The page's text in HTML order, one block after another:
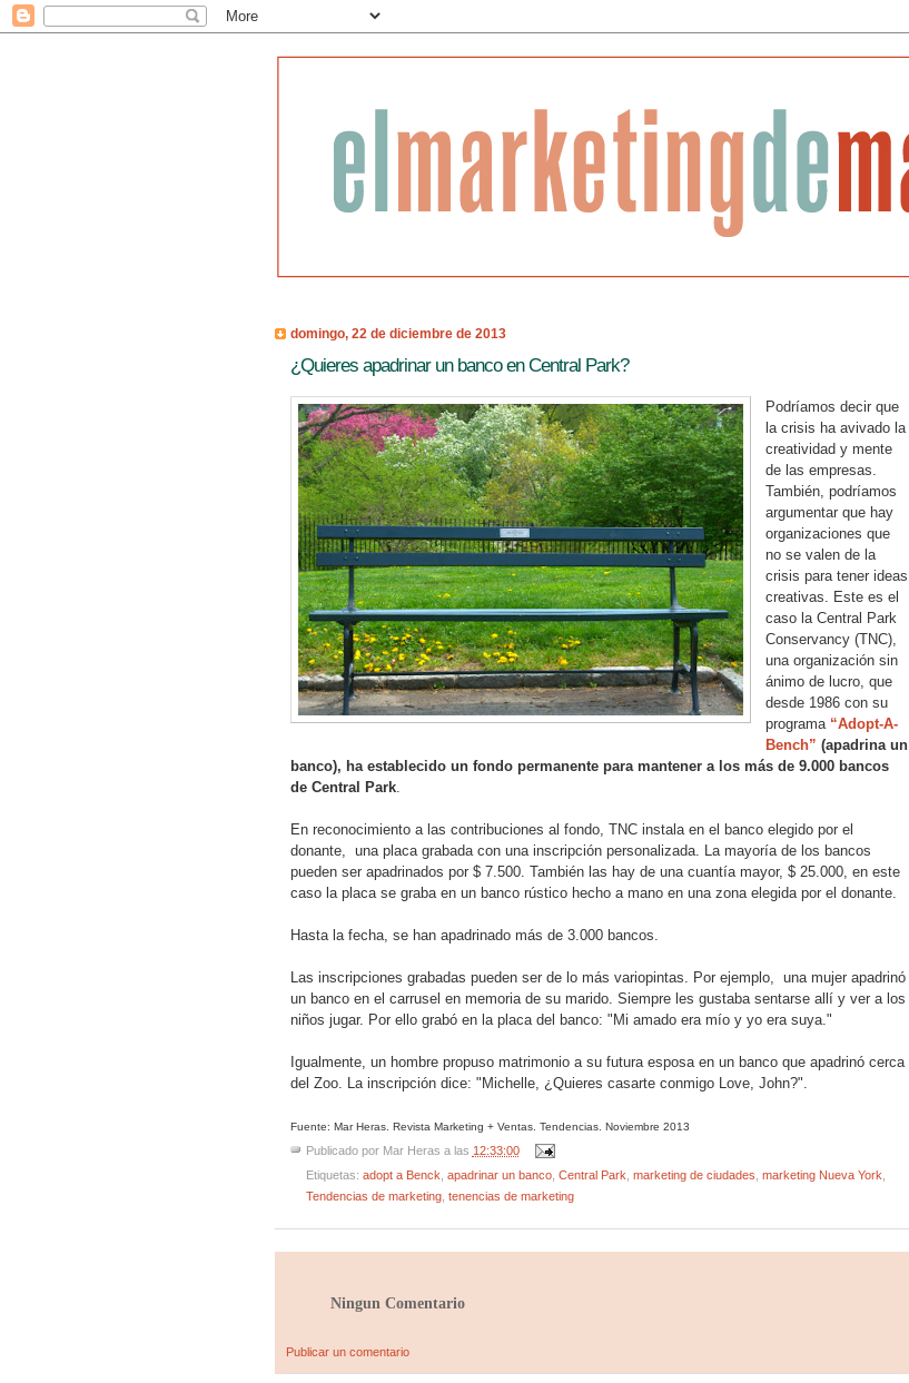
domingo, 22 de diciembre de 2013
¿Quieres apadrinar un banco en Central Park?
Podríamos decir que
la crisis ha avivado la
creatividad y mente
de las empresas.
También, podríamos
argumentar que hay
organizaciones que
no se valen de la
crisis para tener ideas
creativas. Este es el
caso la Central Park
Conservancy (TNC),
una organización sin
ánimo de lucro, que
desde 1986 con su
programa “Adopt-A-
Bench” (apadrina un
banco), ha establecido un fondo permanente para mantener a los más de 9.000 bancos
de Central Park.
En reconocimiento a las contribuciones al fondo, TNC instala en el banco elegido por el
donante, una placa grabada con una inscripción personalizada. La mayoría de los bancos
pueden ser apadrinados por $ 7.500. También las hay de una cuantía mayor, $ 25.000, en este
caso la placa se graba en un banco rústico hecho a mano en una zona elegida por el donante.
Hasta la fecha, se han apadrinado más de 3.000 bancos.
Las inscripciones grabadas pueden ser de lo más variopintas. Por ejemplo, una mujer apadrinó
un banco en el carrusel en memoria de su marido. Siempre les gustaba sentarse allí y ver a los
niños jugar. Por ello grabó en la placa del banco: "Mi amado era mío y yo era suya."
Igualmente, un hombre propuso matrimonio a su futura esposa en un banco que apadrinó cerca
del Zoo. La inscripción dice: "Michelle, ¿Quieres casarte conmigo Love, John?".
Fuente: Mar Heras. Revista Marketing + Ventas. Tendencias. Noviembre 2013
Publicado por Mar Heras a las 12:33:00
Etiquetas: adopt a Benck apadrinar un banco, Central Park marketing de ciudades marketing Nueva York
Tendencias de marketing, tenencias de marketing
Ningun Comentario
Publicar un comentario